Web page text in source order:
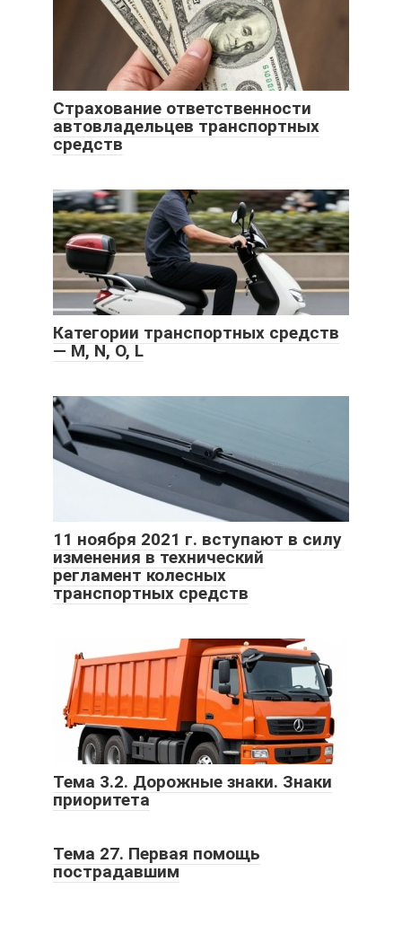
Страхование ответственности
автовладельцев транспортных
средств
Категории транспортных средств
— M, N, O, L
11 ноября 2021 г. вступают в силу
изменения в технический
регламент колесных
транспортных средств
Тема 3.2. Дорожные знаки. Знаки
приоритета
Тема 27. Первая помощь
пострадавшим